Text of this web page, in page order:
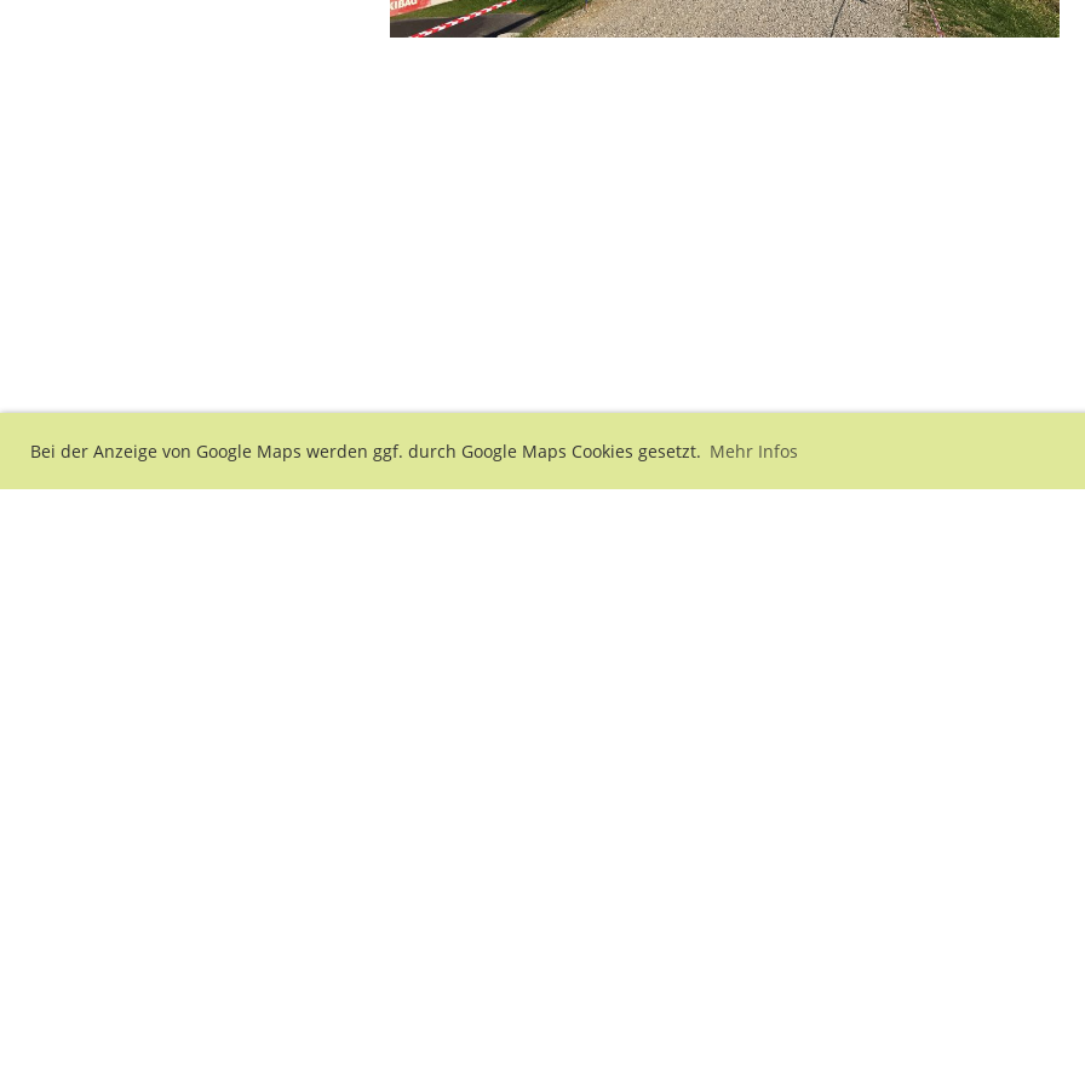
Bei der Anzeige von Google Maps werden ggf. durch Google Maps Cookies gesetzt. Mehr Infos